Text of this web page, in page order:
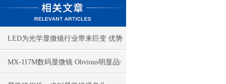
LED为光学显微镜行业带来巨变 优势
比传统卤素更明显
MX-117M数码显微镜 Obvious明显品